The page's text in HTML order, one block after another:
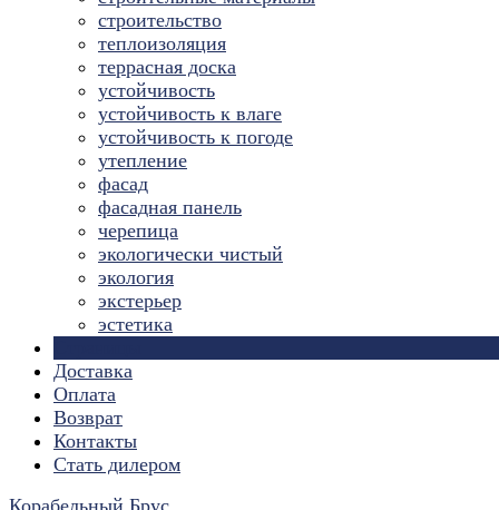
строительство
теплоизоляция
террасная доска
устойчивость
устойчивость к влаге
устойчивость к погоде
утепление
фасад
фасадная панель
черепица
экологически чистый
экология
экстерьер
эстетика
Доставка
Оплата
Возврат
Контакты
Стать дилером
Корабельный Брус